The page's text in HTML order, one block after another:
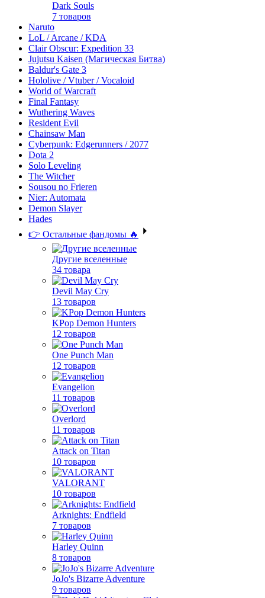
Dark Souls
7 товаров
Naruto
LoL / Arcane / KDA
Clair Obscur: Expedition 33
Jujutsu Kaisen (Магическая Битва)
Baldur's Gate 3
Hololive / Vtuber / Vocaloid
World of Warcraft
Final Fantasy
Wuthering Waves
Resident Evil
Chainsaw Man
Cyberpunk: Edgerunners / 2077
Dota 2
Solo Leveling
The Witcher
Sousou no Frieren
Nier: Automata
Demon Slayer
Hades
👉 Остальные фандомы 🔥
Другие вселенные
34 товара
Devil May Cry
13 товаров
KPop Demon Hunters
12 товаров
One Punch Man
12 товаров
Evangelion
11 товаров
Overlord
11 товаров
Attack on Titan
10 товаров
VALORANT
10 товаров
Arknights: Endfield
7 товаров
Harley Quinn
8 товаров
JoJo's Bizarre Adventure
9 товаров